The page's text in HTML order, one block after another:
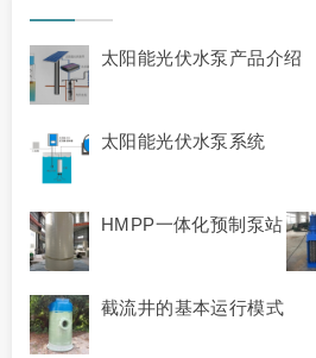
太阳能光伏水泵产品介绍
太阳能光伏水泵系统
HMPP一体化预制泵站
截流井的基本运行模式